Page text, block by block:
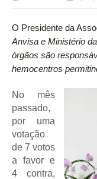
O Presidente da
Anvisa e Ministério
órgãos são
hemocentros
No mês
passado,
por uma
votação
de 7 votos
a favor e
4 contra,